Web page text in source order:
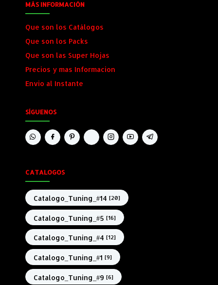
MÁS INFORMACIÓN
Que son los Catálogos
Que son los Packs
Que son las Super Hojas
Precios y mas Informacion
Envio al Instante
SÍGUENOS
CATALOGOS
Catalogo_Tuning_#14 [20]
Catalogo_Tuning_#5 [16]
Catalogo_Tuning_#4 [12]
Catalogo_Tuning_#1 [9]
Catalogo_Tuning_#9 [6]